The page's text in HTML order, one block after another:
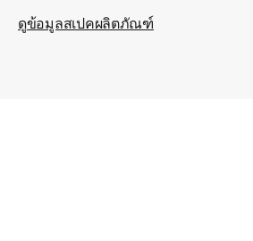
ดูข้อมูลสเปคผลิตภัณฑ์